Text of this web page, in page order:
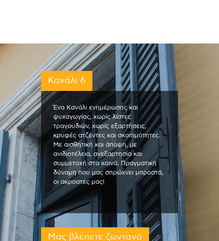
Κανάλι 6
Ένα Κανάλι ενημέρωσης και
ψυχαγωγίας, χωρίς λίστες
τραγουδιών, χωρίς εξαρτήσεις,
κρυφές ατζέντες και σκοπιμότητες.
Με αισθητική και άποψη, με
ανιδιοτέλεια, ανεξαρτησία και
συμμετοχή στα κοινά. Πραγματική
δύναμη που μας σπρώχνει μπροστά,
οι ακροατές μας!
Μας βλέπετε ζωντανά